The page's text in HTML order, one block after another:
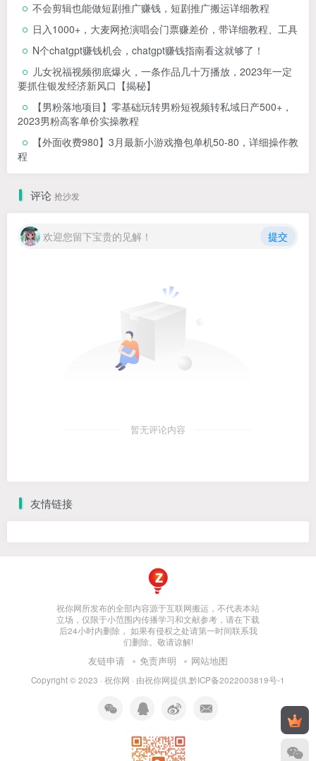
不会剪辑也能做短剧推广赚钱，短剧推广搬运详细教程
日入1000+，大麦网抢演唱会门票赚差价，带详细教程、工具
N个chatgpt赚钱机会，chatgpt赚钱指南看这就够了！
儿女祝福视频彻底爆火，一条作品几十万播放，2023年一定
要抓住银发经济新风口【揭秘】
【男粉落地项目】零基础玩转男粉短视频转私域日产500+，
2023男粉高客单价实操教程
【外面收费980】3月最新小游戏撸包单机50-80，详细操作教
程
评论 抢沙发
欢迎您留下宝贵的见解！ 提交
暂无评论内容
友情链接
祝你网所发布的全部内容源于互联网搬运，不代表本站
立场，仅限于小范围内传播学习和文献参考，请在下载
后24小时内删除， 如果有侵权之处请第一时间联系我
们删除。敬请谅解!
友链申请 免责声明 网站地图
Copyright © 2023 · 祝你网 · 由祝你网提供.黔ICP备2022003819号-1